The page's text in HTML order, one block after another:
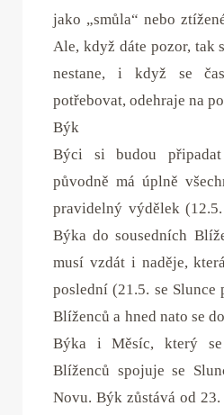
jako „smůla“ nebo
Ale, když dáte pozor, tak
nestane, i když se
potřebovat, odehraje na
Býk
Býci si budou
původně má úplně
pravidelný výdělek
Býka do sousedních
musí vzdát i naděje,
poslední (21.5. se Slunce
Blíženců a hned nato se
Býka i Měsíc, který
Blíženců spojuje se
Novu. Býk zůstává od